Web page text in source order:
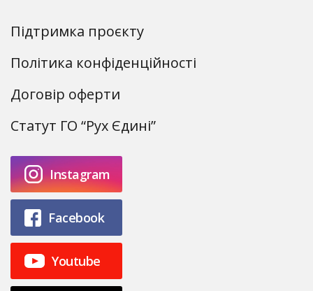
Підтримка проєкту
Політика конфіденційності
Договір оферти
Статут ГО “Рух Єдині”
Instagram
Facebook
Youtube